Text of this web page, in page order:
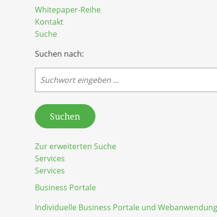
Whitepaper-Reihe
Kontakt
Suche
Suchen nach:
Suchen
Zur erweiterten Suche
Services
Services
Business Portale
Individuelle Business Portale und